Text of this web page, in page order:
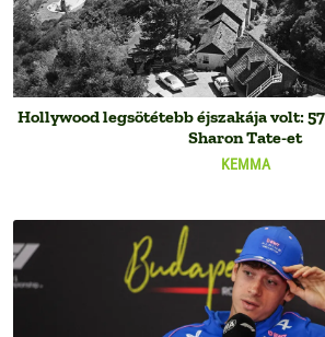
KEMMA
Hollywood legsötétebb éjszakája volt:
Sharon Tate-et